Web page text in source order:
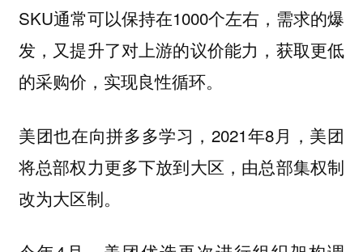
SKU通常可以保持在1000个左右，需求的爆
发，又提升了对上游的议价能力，获取更低
的采购价，实现良性循环。
美团也在向拼多多学习，2021年8月，美团
将总部权力更多下放到大区，由总部集权制
改为大区制。